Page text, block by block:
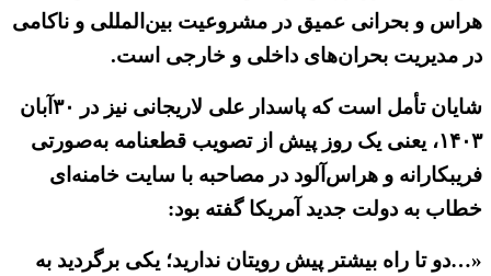
هراس و بحرانی عمیق در مشروعیت بین‌المللی و ناکامی
در مدیریت بحران‌های داخلی و خارجی است.
شایان تأمل است که پاسدار علی لاریجانی نیز در ۳۰آبان
۱۴۰۳، یعنی یک روز پیش از تصویب قطعنامه به‌صورتی
فریبکارانه و هراس‌آلود در مصاحبه با سایت خامنه‌ای
خطاب به دولت جدید آمریکا گفته بود:
«…دو تا راه بیشتر پیش رویتان ندارید؛ یکی برگردید به